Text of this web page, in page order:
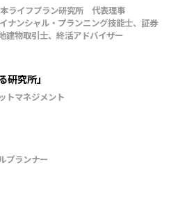
ライフプラン研究所 代表理事
ナンシャル・プランニング技能士、証券
建物取引士、終活アドバイザー
研究所」
トマネジメント
プランナー